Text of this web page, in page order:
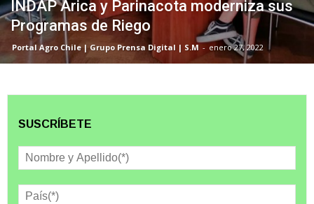
INDAP Arica y Parinacota moderniza sus
Programas de Riego
Portal Agro Chile | Grupo Prensa Digital | S.M - enero 27, 2022
SUSCRÍBETE